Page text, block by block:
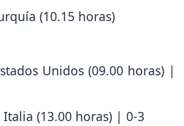
(10.15 horas)
Unidos (09.00 horas) |
(13.00 horas) | 0-3